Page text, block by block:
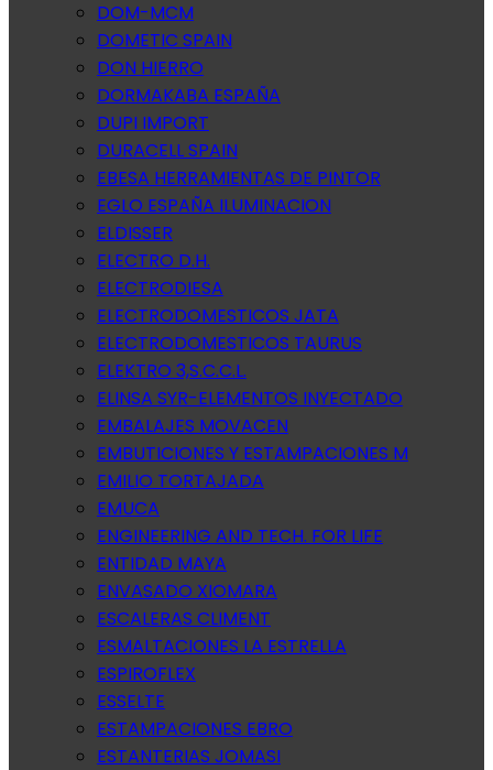
DOM-MCM
DOMETIC SPAIN
DON HIERRO
DORMAKABA ESPAÑA
DUPI IMPORT
DURACELL SPAIN
EBESA HERRAMIENTAS DE PINTOR
EGLO ESPAÑA ILUMINACION
ELDISSER
ELECTRO D.H.
ELECTRODIESA
ELECTRODOMESTICOS JATA
ELECTRODOMESTICOS TAURUS
ELEKTRO 3,S.C.C.L.
ELINSA SYR-ELEMENTOS INYECTADO
EMBALAJES MOVACEN
EMBUTICIONES Y ESTAMPACIONES M
EMILIO TORTAJADA
EMUCA
ENGINEERING AND TECH. FOR LIFE
ENTIDAD MAYA
ENVASADO XIOMARA
ESCALERAS CLIMENT
ESMALTACIONES LA ESTRELLA
ESPIROFLEX
ESSELTE
ESTAMPACIONES EBRO
ESTANTERIAS JOMASI